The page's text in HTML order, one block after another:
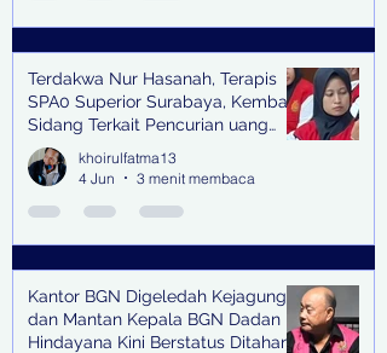
Terdakwa Nur Hasanah, Terapis
SPA0 Superior Surabaya, Kembali
Sidang Terkait Pencurian uang
senilai Rp1,285 M di PN Surabaya
khoirulfatma13
4 Jun
3 menit membaca
Kantor BGN Digeledah Kejagung
dan Mantan Kepala BGN Dadan
Hindayana Kini Berstatus Ditahan